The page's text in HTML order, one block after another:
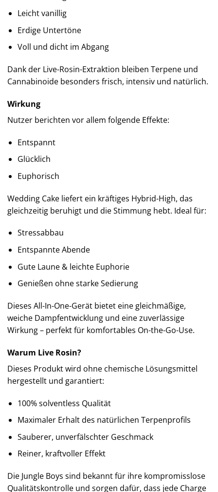
Leicht vanillig
Erdige Untertöne
Voll und dicht im Abgang
Dank der Live-Rosin-Extraktion bleiben Terpene und
Cannabinoide besonders frisch, intensiv und natürlich.
Wirkung
Nutzer berichten vor allem folgende Effekte:
Entspannt
Glücklich
Euphorisch
Wedding Cake liefert ein kräftiges Hybrid-High, das
gleichzeitig beruhigt und die Stimmung hebt. Ideal für:
Stressabbau
Entspannte Abende
Gute Laune & leichte Euphorie
Genießen ohne starke Sedierung
Dieses All-In-One-Gerät bietet eine gleichmäßige,
weiche Dampfentwicklung und eine zuverlässige
Wirkung – perfekt für komfortables On-the-Go-Use.
Warum Live Rosin?
Dieses Produkt wird ohne chemische Lösungsmittel
hergestellt und garantiert:
100% solventless Qualität
Maximaler Erhalt des natürlichen Terpenprofils
Sauberer, unverfälschter Geschmack
Reiner, kraftvoller Effekt
Die Jungle Boys sind bekannt für ihre kompromisslose
Qualitätskontrolle und sorgen dafür, dass jede Charge